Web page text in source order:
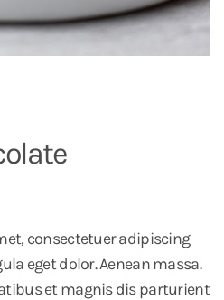
consectetuer adipiscing
eget dolor. Aenean massa.
et magnis dis parturient